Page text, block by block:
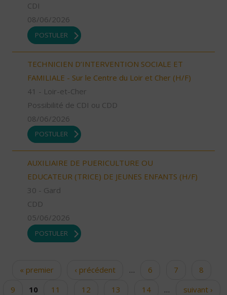
CDI
08/06/2026
POSTULER
TECHNICIEN D’INTERVENTION SOCIALE ET
FAMILIALE - Sur le Centre du Loir et Cher (H/F)
41 - Loir-et-Cher
Possibilité de CDI ou CDD
08/06/2026
POSTULER
AUXILIAIRE DE PUERICULTURE OU
EDUCATEUR (TRICE) DE JEUNES ENFANTS (H/F)
30 - Gard
CDD
05/06/2026
POSTULER
Pages« premier ‹ précédent … 6 7
8
9
10 11 12 13 14 …
suivant ›